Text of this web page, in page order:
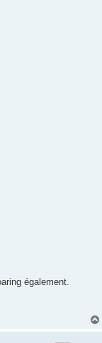
également.